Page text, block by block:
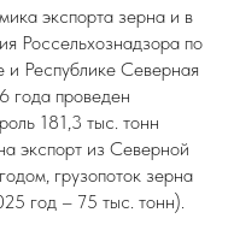
экспорта зерна и в
Россельхознадзора по
и Республике Северная
года проведен
181,3 тыс. тонн
экспорт из Северной
грузопоток зерна
год – 75 тыс. тонн).